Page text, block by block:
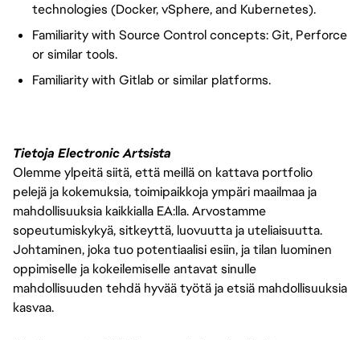
technologies (Docker, vSphere, and Kubernetes).
Familiarity with Source Control concepts: Git, Perforce
or similar tools.
Familiarity with Gitlab or similar platforms.
Tietoja Electronic Artsista
Olemme ylpeitä siitä, että meillä on kattava portfolio
pelejä ja kokemuksia, toimipaikkoja ympäri maailmaa ja
mahdollisuuksia kaikkialla EA:lla. Arvostamme
sopeutumiskykyä, sitkeyttä, luovuutta ja uteliaisuutta.
Johtaminen, joka tuo potentiaalisi esiin, ja tilan luominen
oppimiselle ja kokeilemiselle antavat sinulle
mahdollisuuden tehdä hyvää työtä ja etsiä mahdollisuuksia
kasvaa.